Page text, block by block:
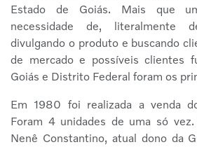
Estado de Goiás. Mais que
necessidade de, literalmente
divulgando o produto e buscando
de mercado e possíveis clientes
Goiás e Distrito Federal foram os
Em 1980 foi realizada a venda
Foram 4 unidades de uma só
Nenê Constantino, atual dono da